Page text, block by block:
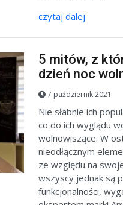
czytaj dalej
5 mitów, z
dzień noc
7 październik 2021
Nie słabnie ich
co do ich wyglądu
wolnowiszące. W
nieodłącznym
ze względu na
wszyscy jednak są
funkcjonalności,